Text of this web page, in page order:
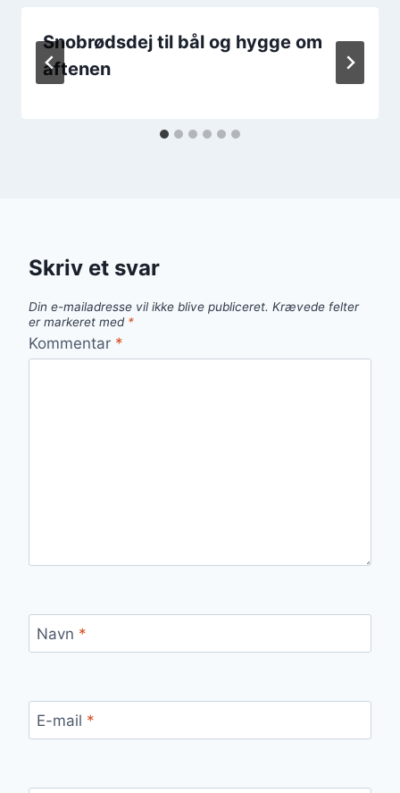
Snobrødsdej til bål og hygge om
aftenen
Skriv et svar
Din e-mailadresse vil ikke blive publiceret. Krævede felter
er markeret med *
Kommentar *
Navn *
E-mail *